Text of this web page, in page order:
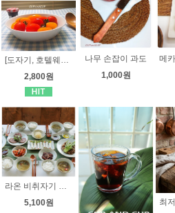
[도자기, 호텔웨어] Zen 원형 접시 - 7가지사이즈 - 반찬접시, 케익접시, 피자접시, 호텔식기
2,800원
나무 손잡이 과도
1,000원
라온 비취자기 원형접시중 9inch (25cm) 국내산 고급 도자기 요리그릇 반찬그릇
5,100원